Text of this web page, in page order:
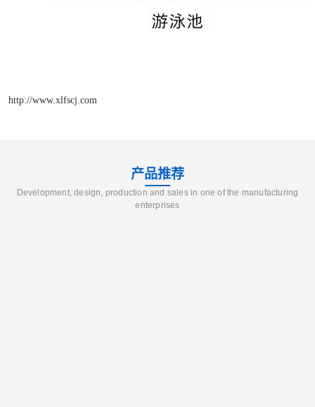
http://www.xlfscj.com
产品推荐
Development, design, production and sales in one of the manufacturing
enterprises